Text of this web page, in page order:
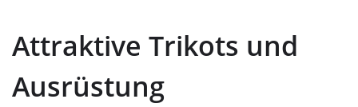
Attraktive Trikots und
Ausrüstung